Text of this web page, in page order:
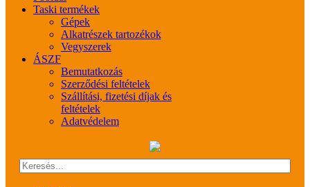
Taski termékek
Gépek
Alkatrészek tartozékok
Vegyszerek
ÁSZF
Bemutatkozás
Szerződési feltételek
Szállítási, fizetési díjak és
feltételek
Adatvédelem